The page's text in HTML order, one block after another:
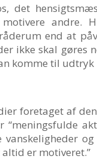
det
andre.
end at
ikke skal gøres
komme til udtryk
foretaget af
“meningsfulde
er motiveret.”